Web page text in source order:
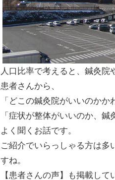
人口比率で考えると、鍼灸院
患者さんから、
「どこの鍼灸院がいいのかか
「症状が整体がいいのか、鍼
よく聞くお話です。
ご紹介でいらっしゃる方は多
すね。
【患者さんの声】も掲載して